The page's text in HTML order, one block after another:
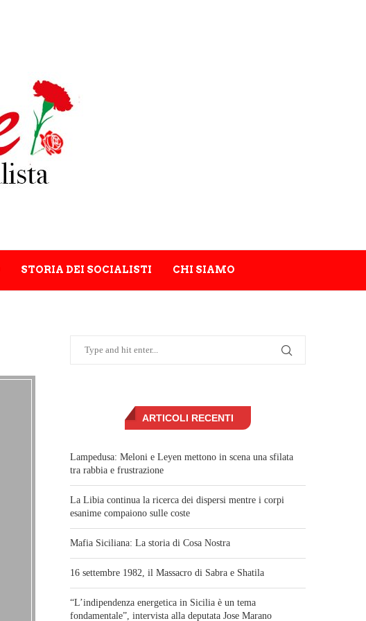
STORIA DEI SOCIALISTI CHI SIAMO
ARTICOLI RECENTI
Lampedusa: Meloni e Leyen mettono in scena una sfilata
tra rabbia e frustrazione
La Libia continua la ricerca dei dispersi mentre i corpi
esanime compaiono sulle coste
Mafia Siciliana: La storia di Cosa Nostra
16 settembre 1982, il Massacro di Sabra e Shatila
“L’indipendenza energetica in Sicilia è un tema
fondamentale”, intervista alla deputata Jose Marano